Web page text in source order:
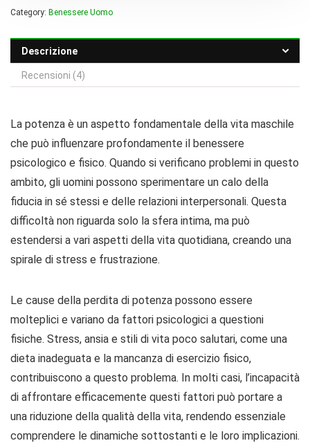
Category: Benessere Uomo
Descrizione
Recensioni (4)
La potenza è un aspetto fondamentale della vita maschile
che può influenzare profondamente il benessere
psicologico e fisico. Quando si verificano problemi in questo
ambito, gli uomini possono sperimentare un calo della
fiducia in sé stessi e delle relazioni interpersonali. Questa
difficoltà non riguarda solo la sfera intima, ma può
estendersi a vari aspetti della vita quotidiana, creando una
spirale di stress e frustrazione.
Le cause della perdita di potenza possono essere
molteplici e variano da fattori psicologici a questioni
fisiche. Stress, ansia e stili di vita poco salutari, come una
dieta inadeguata e la mancanza di esercizio fisico,
contribuiscono a questo problema. In molti casi, l’incapacità
di affrontare efficacemente questi fattori può portare a
una riduzione della qualità della vita, rendendo essenziale
comprendere le dinamiche sottostanti e le loro implicazioni.